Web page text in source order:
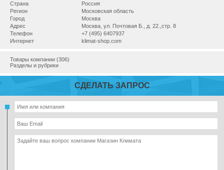
Страна
Россия
Регион
Московская область
Город
Москва
Адрес
Москва, ул. Почтовая Б., д. 22.,стр. 8
Телефон
+7 (495) 6407937
Интернет
klimat-shop.com
Товары компании (306)
Разделы и рубрики
СДЕЛАТЬ ЗАПРОС